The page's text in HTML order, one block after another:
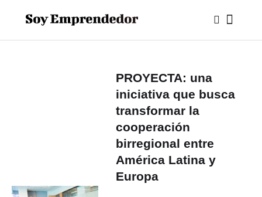
PROYECTA: una
iniciativa que busca
transformar la
cooperación
birregional entre
América Latina y
Europa